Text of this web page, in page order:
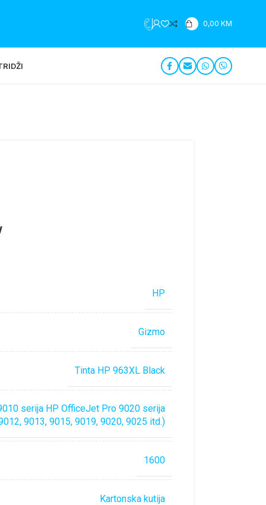
0,00 KM
HP
Gizmo
Tinta HP 963XL Black
serija HP OfficeJet Pro 9020 serija
9013, 9015, 9019, 9020, 9025 itd.)
1600
Kartonska kutija